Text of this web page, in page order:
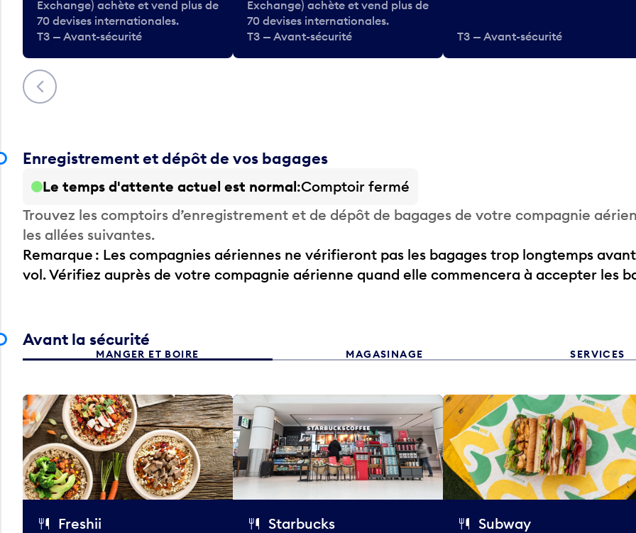
Précédent
Exchange) achète et vend plus de
70 devises internationales.
T3 — Avant-sécurité
Exchange) achète et vend plus de
70 devises internationales.
T3 — Avant-sécurité
T3 — Avant-sécurité
Enregistrement et dépôt de vos bagages
Le temps d'attente actuel est normal Comptoir fermé
Trouvez les comptoirs d’enregistrement et de dépôt de bagages de votre compagnie
les allées suivantes.
Remarque : Les compagnies aériennes ne vérifieront pas les bagages trop longtemps
vol. Vérifiez auprès de votre compagnie aérienne quand elle commencera à accepter les
Avant la sécurité
MANGER ET BOIRE MAGASINAGE SERVICES
Freshii Starbucks Subway